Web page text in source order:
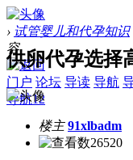
› 试管婴儿和代孕知识
容
门户 论坛 导读 导航
导航12
供卵代孕选择
楼主 91xlbadm
26520